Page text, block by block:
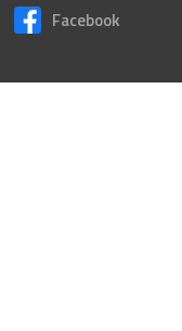
Facebook